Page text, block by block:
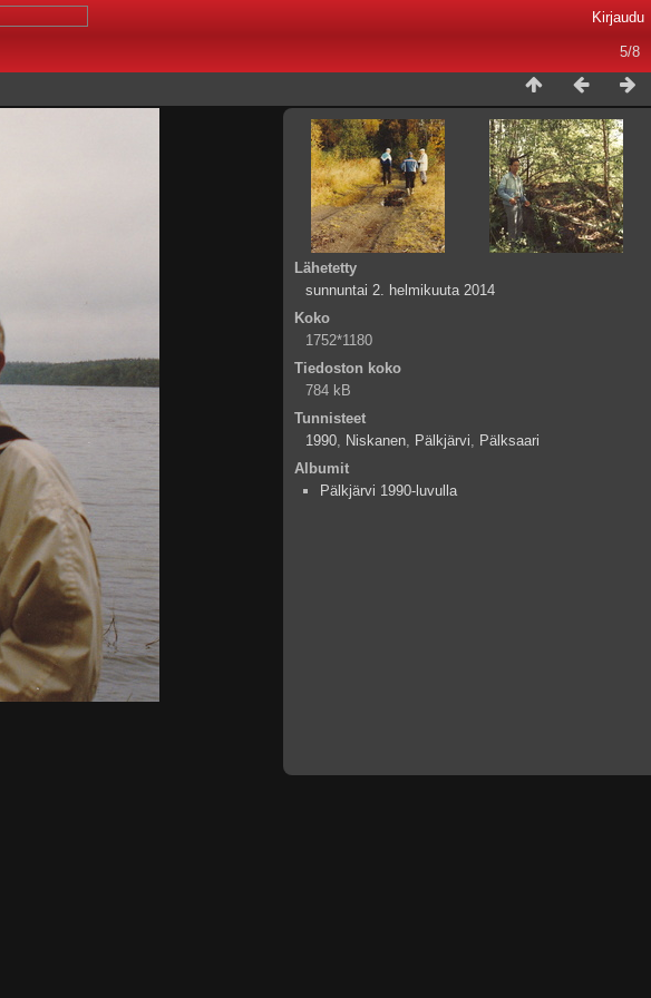
Kirjaudu
5/8
Lähetetty
sunnuntai 2. helmikuuta 2014
Koko
1752*1180
Tiedoston koko
784 kB
Tunnisteet
1990, Niskanen, Pälkjärvi, Pälksaari
Albumit
Pälkjärvi 1990-luvulla